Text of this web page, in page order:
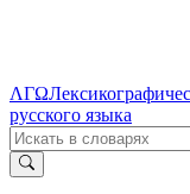
ΛΓΩ
русского языка